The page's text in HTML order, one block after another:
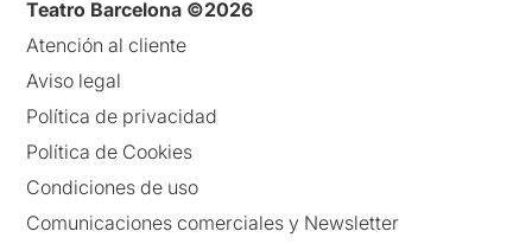
Teatro Barcelona ©2026
Atención al cliente
Aviso legal
Política de privacidad
Política de Cookies
Condiciones de uso
Comunicaciones comerciales y Newsletter